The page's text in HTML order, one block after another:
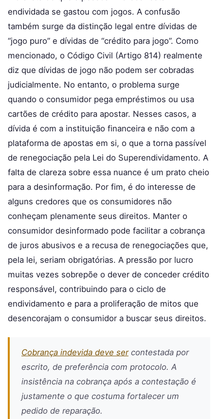
endividada se gastou com jogos. A confusão
também surge da distinção legal entre dívidas de
“jogo puro” e dívidas de “crédito para jogo”. Como
mencionado, o Código Civil (Artigo 814) realmente
diz que dívidas de jogo não podem ser cobradas
judicialmente. No entanto, o problema surge
quando o consumidor pega empréstimos ou usa
cartões de crédito para apostar. Nesses casos, a
dívida é com a instituição financeira e não com a
plataforma de apostas em si, o que a torna passível
de renegociação pela Lei do Superendividamento. A
falta de clareza sobre essa nuance é um prato cheio
para a desinformação. Por fim, é do interesse de
alguns credores que os consumidores não
conheçam plenamente seus direitos. Manter o
consumidor desinformado pode facilitar a cobrança
de juros abusivos e a recusa de renegociações que,
pela lei, seriam obrigatórias. A pressão por lucro
muitas vezes sobrepõe o dever de conceder crédito
responsável, contribuindo para o ciclo de
endividamento e para a proliferação de mitos que
desencorajam o consumidor a buscar seus direitos.
Cobrança indevida deve sercontestada por
escrito, de preferência com protocolo. A
insistência na cobrança após a contestação é
justamente o que costuma fortalecer um
pedido de reparação.